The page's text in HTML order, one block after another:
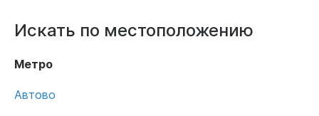
Искать по местоположению
Метро
Автово